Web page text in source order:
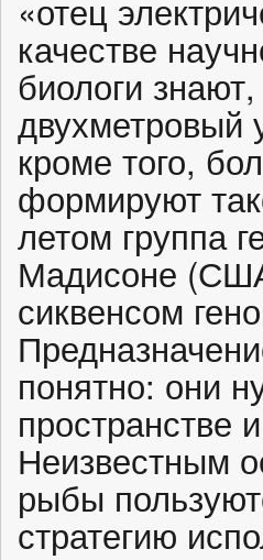
«отец
качестве
биологи
двухметровый
кроме того,
формируют
летом группа
Мадисоне
сиквенсом
понятно: они
пространстве
Неизвестным
рыбы
стратегию